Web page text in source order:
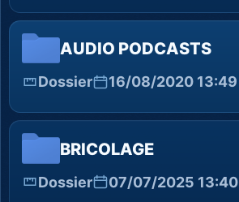
AUDIO PODCASTS
Dossier 16/08/2020 13:49
BRICOLAGE
Dossier 07/07/2025 13:40